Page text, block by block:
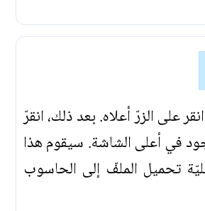
على الزرّ أعلاه. بعد ذلك، انقرّ
في أعلى الشاشة. سيقوم هذا
تحميل الملفّ إلى الحاسوب